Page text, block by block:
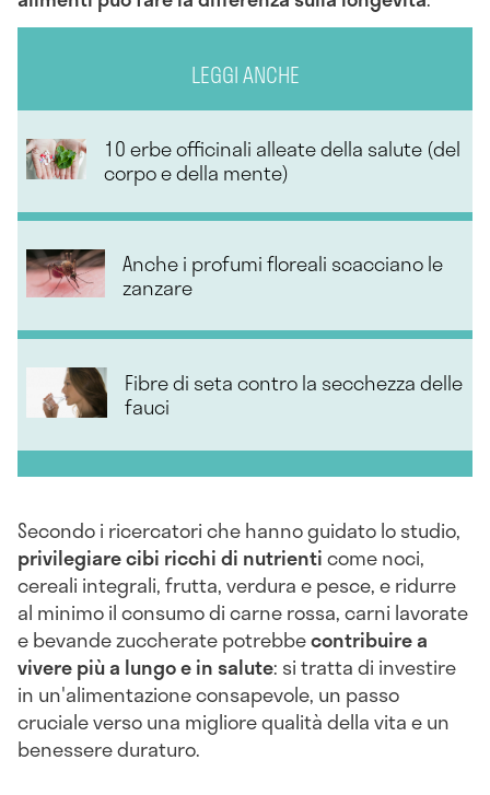
LEGGI ANCHE
10 erbe officinali alleate della salute (del
corpo e della mente)
Anche i profumi floreali scacciano le
zanzare
Fibre di seta contro la secchezza delle
fauci
Secondo i ricercatori che hanno guidato lo studio,
privilegiare cibi ricchi di nutrienticome noci,
cereali integrali, frutta, verdura e pesce, e ridurre
al minimo il consumo di carne rossa, carni lavorate
e bevande zuccherate potrebbecontribuire a
vivere più a lungo e in salute: si tratta di investire
in un'alimentazione consapevole, un passo
cruciale verso una migliore qualità della vita e un
benessere duraturo.